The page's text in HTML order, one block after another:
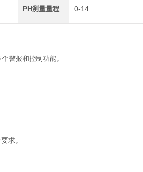
PH测量量程 0-14
警报和控制功能。
求。